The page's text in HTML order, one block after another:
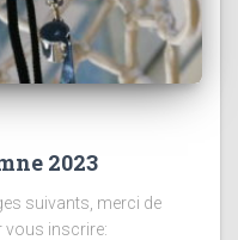
2023
suivants, merci de
vous inscrire: